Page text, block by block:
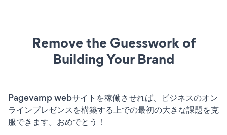
Remove the Guesswork of
Building Your Brand
Pagevamp webサイトを稼働させれば、ビジネスのオン
ラインプレゼンスを構築する上での最初の大きな課題を克
服できます。おめでとう！